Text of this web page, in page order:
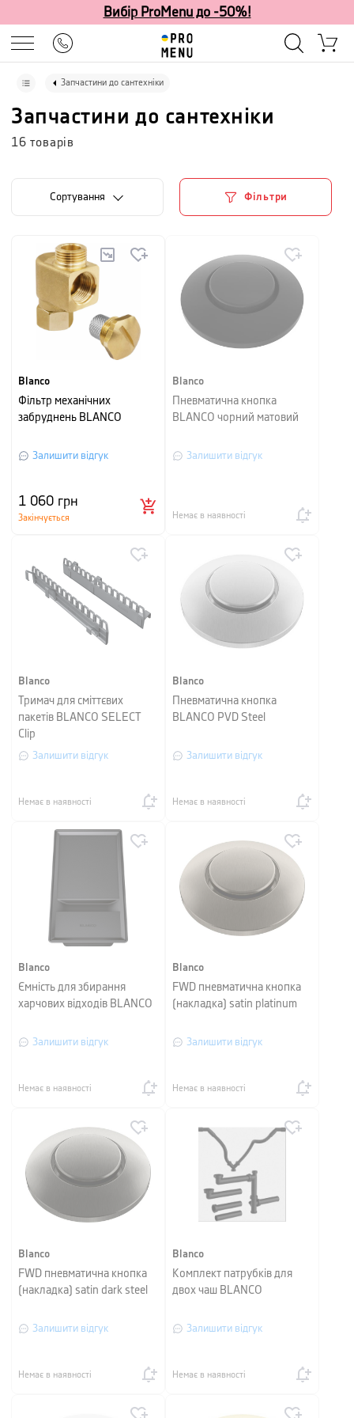
Вибір ProMenu до -50%!
Запчастини до сантехніки
Запчастини до сантехніки
16 товарів
Сортування Фільтри
Blanco
Фільтр механічних
забруднень BLANCO
Залишити відгук
1 060 грн
Закінчується
Blanco
Пневматична кнопка
BLANCO чорний матовий
Залишити відгук
Немає в наявності
Blanco
Тримач для сміттєвих
пакетів BLANCO SELECT
Clip
Залишити відгук
Немає в наявності
Blanco
Пневматична кнопка
BLANCO PVD Steel
Залишити відгук
Немає в наявності
Blanco
Ємність для збирання
харчових відходів BLANCO
Залишити відгук
Немає в наявності
Blanco
FWD пневматична кнопка
(накладка) satin platinum
Залишити відгук
Немає в наявності
Blanco
FWD пневматична кнопка
(накладка) satin dark steel
Залишити відгук
Немає в наявності
Blanco
Комплект патрубків для
двох чаш BLANCO
Залишити відгук
Немає в наявності